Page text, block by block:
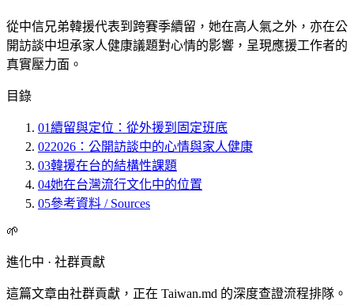
從中信兄弟韓援代表到跨賽季續留，她在高人氣之外，亦在公
開訪談中坦承家人健康議題對心情的影響，呈現應援工作者的
真實壓力面。
目錄
01續留與定位：從外援到固定班底
022026：公開訪談中的心情與家人健康
03韓援在台的結構性課題
04她在台灣流行文化中的位置
05參考資料 / Sources
🌱
進化中 · 社群貢獻
這篇文章由社群貢獻，正在 Taiwan.md 的深度查證流程排隊。